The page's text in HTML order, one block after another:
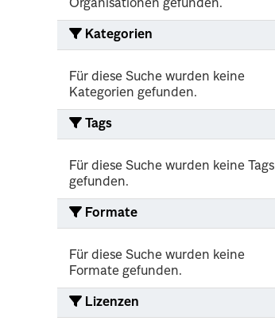
Organisationen gefunden.
Kategorien
Für diese Suche wurden keine
Kategorien gefunden.
Tags
Für diese Suche wurden keine Tags
gefunden.
Formate
Für diese Suche wurden keine
Formate gefunden.
Lizenzen